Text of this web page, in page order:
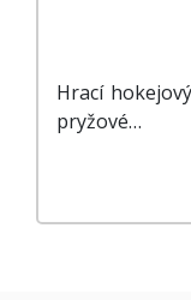
Hrací
pryžové…